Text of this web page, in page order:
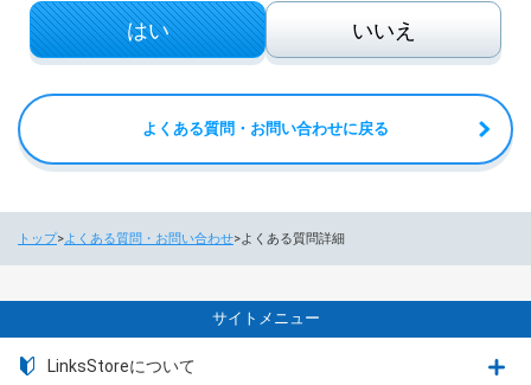
はい いいえ
よくある質問・お問い合わせに戻る
トップ よくある質問・お問い合わせ よくある質問詳細
サイトメニュー
LinksStoreについて